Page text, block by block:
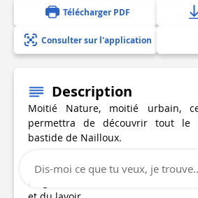
Télécharger PDF
Consulter sur l'application
Description
Moitié Nature, moitié urbain,
permettra de découvrir tout le
bastide de Nailloux.
Au départ de l'église, vous
long de la halle, des ruelles
Dis-moi ce que tu veux, je